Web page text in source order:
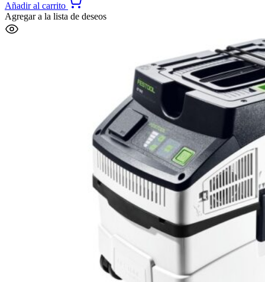
Añadir al carrito
Agregar a la lista de deseos